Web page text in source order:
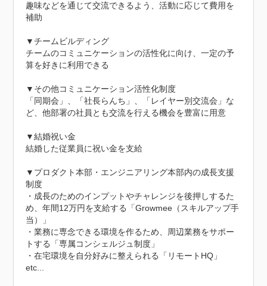
趣味などを通じて交流できるよう、活動に応じて費用を
補助
▼チームビルディング
チームのコミュニケーションの活性化に向け、一定の予
算を好きに利用できる
▼その他コミュニケーション活性化制度
「同期会」、「社長らんち」、「レイヤー別交流会」な
ど、他部署の社員とも交流を行える機会を豊富に用意
▼結婚祝い金
結婚した従業員に祝い金を支給
▼プロダクト本部・エンジニアリング本部内の成長支援
制度
・成長のためのインプットやチャレンジを後押しするた
め、年間12万円を支給する「Growmee（スキルアップ手
当）」
・業務に専念できる環境を作るため、周辺業務をサポー
トする「専属コンシェルジュ制度」
・在宅環境を自分好みに整えられる「リモートHQ」
etc...